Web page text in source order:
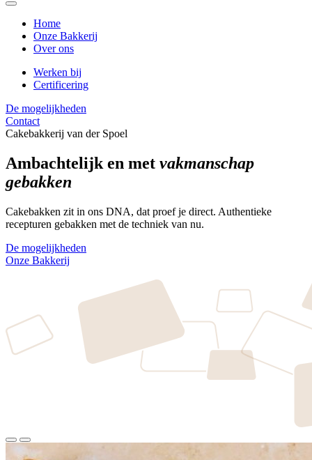
Home
Onze Bakkerij
Over ons
Werken bij
Certificering
De mogelijkheden
Contact
Cakebakkerij van der Spoel
Ambachtelijk en met vakmanschap
gebakken
Cakebakken zit in ons DNA, dat proef je direct. Authentieke
recepturen gebakken met de techniek van nu.
De mogelijkheden
Onze Bakkerij